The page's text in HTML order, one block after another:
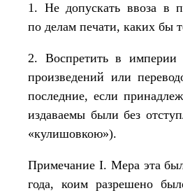
1. Не допускать ввоза в
по делам печати, каких бы
2. Воспретить в
произведений или
последние, если
издаваемы были без
«кулишовкою»).
Примечание I. Мера эта
года, коим разрешено